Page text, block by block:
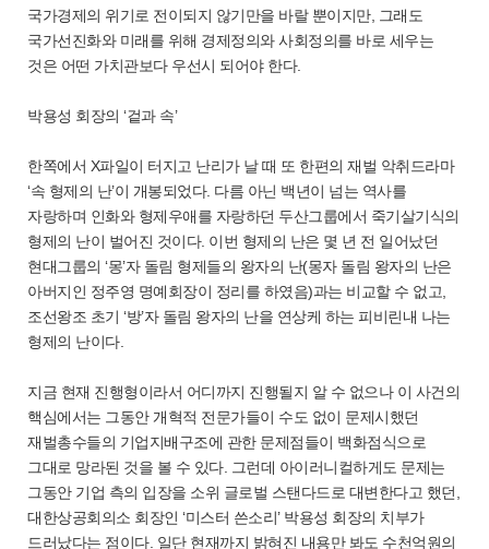
국가경제의 위기로 전이되지 않기만을 바랄 뿐이지만, 그래도
국가선진화와 미래를 위해 경제정의와 사회정의를 바로 세우는
것은 어떤 가치관보다 우선시 되어야 한다.
박용성 회장의 ‘겉과 속’
한쪽에서 X파일이 터지고 난리가 날 때 또 한편의 재벌 악취드라마
‘속 형제의 난’이 개봉되었다. 다름 아닌 백년이 넘는 역사를
자랑하며 인화와 형제우애를 자랑하던 두산그룹에서 죽기살기식의
형제의 난이 벌어진 것이다. 이번 형제의 난은 몇 년 전 일어났던
현대그룹의 ‘몽’자 돌림 형제들의 왕자의 난(몽자 돌림 왕자의 난은
아버지인 정주영 명예회장이 정리를 하였음)과는 비교할 수 없고,
조선왕조 초기 ‘방’자 돌림 왕자의 난을 연상케 하는 피비린내 나는
형제의 난이다.
지금 현재 진행형이라서 어디까지 진행될지 알 수 없으나 이 사건의
핵심에서는 그동안 개혁적 전문가들이 수도 없이 문제시했던
재벌총수들의 기업지배구조에 관한 문제점들이 백화점식으로
그대로 망라된 것을 볼 수 있다. 그런데 아이러니컬하게도 문제는
그동안 기업 측의 입장을 소위 글로벌 스탠다드로 대변한다고 했던,
대한상공회의소 회장인 ‘미스터 쓴소리’ 박용성 회장의 치부가
드러났다는 점이다. 일단 현재까지 밝혀진 내용만 봐도 수천억원의